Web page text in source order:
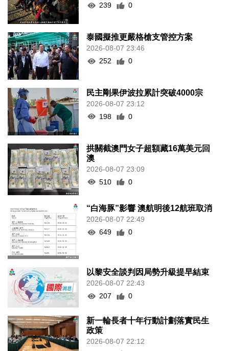
239
0
泰國擬推更嚴格槍支管控方案
2026-08-07 23:46
252
0
民主剛果伊波拉累計突破4000宗
2026-08-07 23:12
198
0
拱關截澳門女子超額藏16萬美元回
澳
2026-08-07 23:09
510
0
“白海豚”影響 澳航明後12航班取消
2026-08-07 22:49
649
0
以黎安全談判因局勢升級提早結束
2026-08-07 22:43
207
0
新一輪長者十年行動計劃落實民生
政策
2026-08-07 22:12